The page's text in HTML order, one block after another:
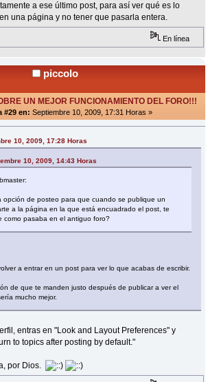
a ese último post, para así ver qué es lo
una página y no tener que pasarla entera.
En línea
piccolo
UN MEJOR FUNCIONAMIENTO DEL FORO!!!
#29 en: Septiembre 10, 2009, 17:31 Horas »
10, 2009, 17:28 Horas
10, 2009, 14:43 Horas
opción de posteo para que cuando se publique un
a la página en la que está encuadrado el post, te
como pasaba en el antiguo foro?
a entrar en un post para ver lo que acabas de escribir.
de que te manden justo después de publicar a ver el
mucho mejor.
entras en "Look and Layout Preferences" y
to topics after posting by default."
por Dios.